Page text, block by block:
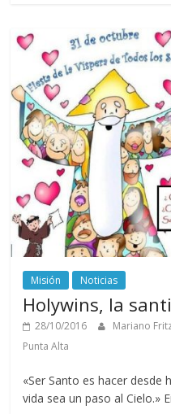
Misión Noticias
Holywins, la
28/10/2016 Mariano
Punta Alta
«Ser Santo es hacer desde
vida sea un paso al Cielo.»